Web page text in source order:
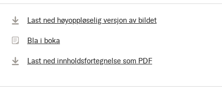
Last ned høyoppløselig versjon av bildet
Bla
bokaBla i boka
Last ned innholdsfortegnelse som PDF